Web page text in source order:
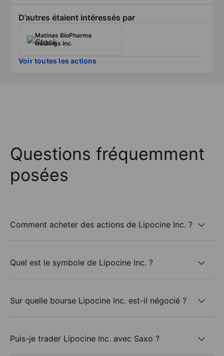
D’autres étaient intéressés par
Matinas BioPharma
Holdings Inc.
Voir toutes les actions
Questions fréquemment
posées
Comment acheter des actions de Lipocine Inc. ?
Quel est le symbole de Lipocine Inc. ?
Sur quelle bourse Lipocine Inc. est-il négocié ?
Puis-je trader Lipocine Inc. avec Saxo ?